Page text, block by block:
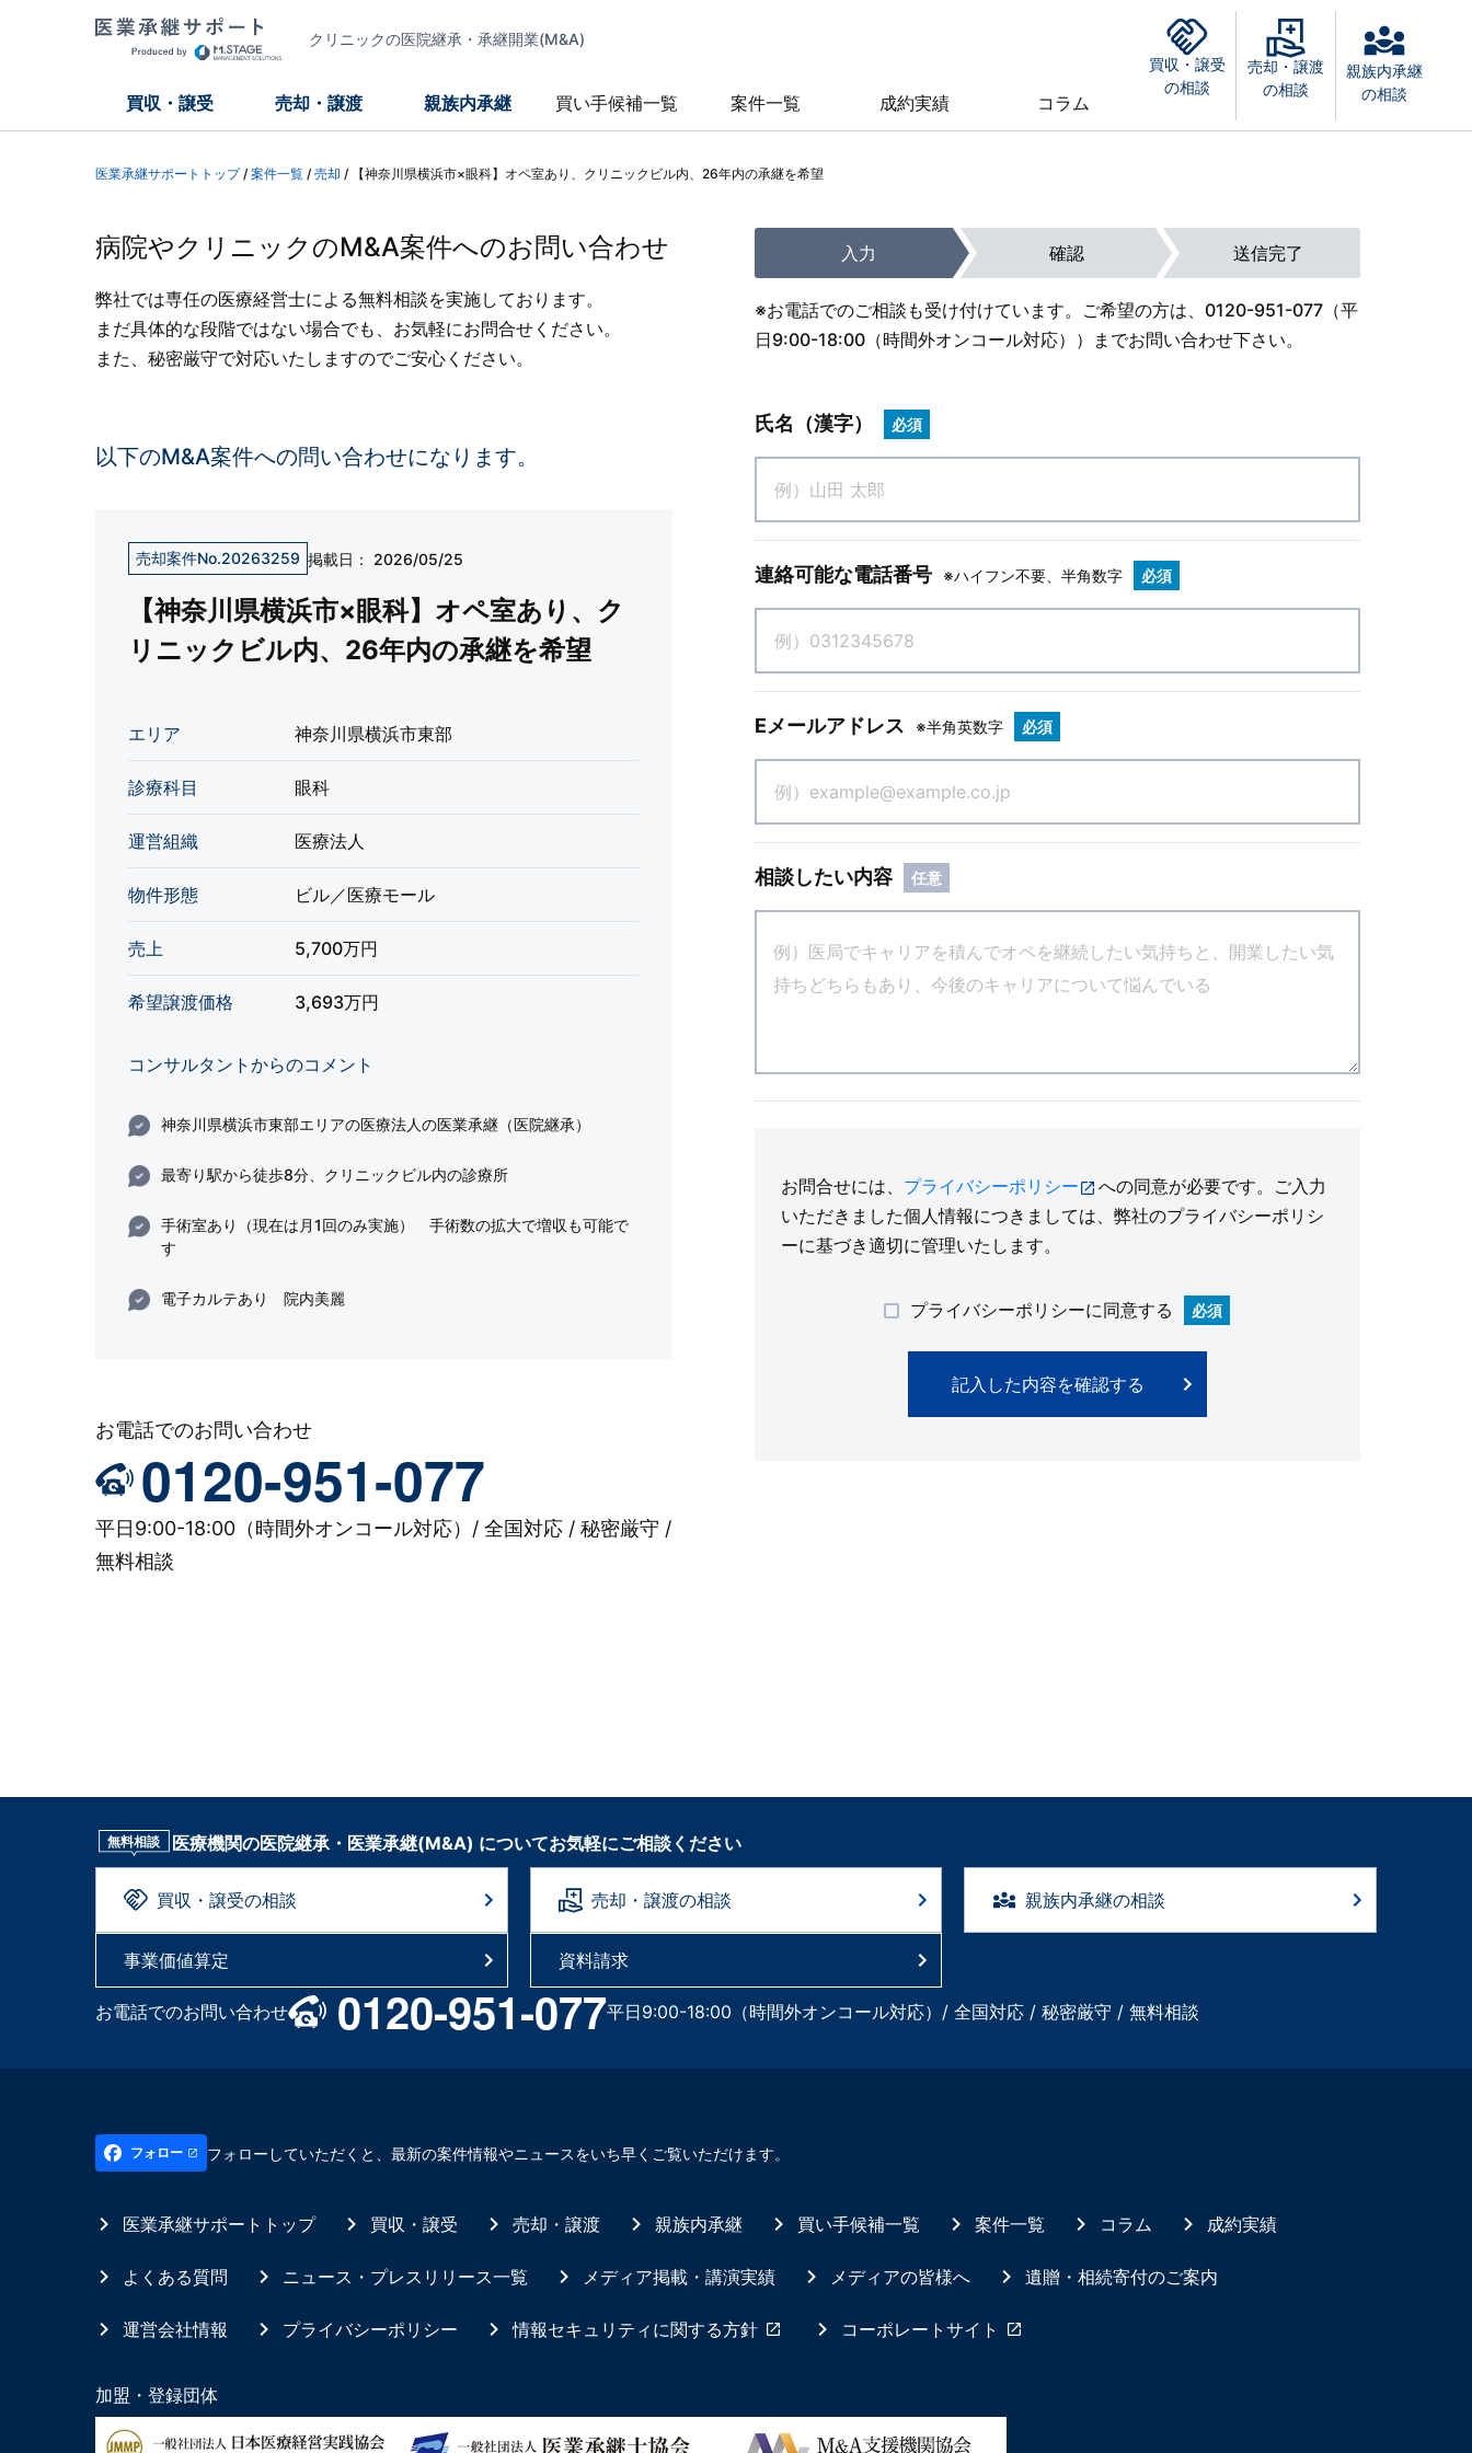
クリニックの医院継承・承継開業(M&A)
買収・譲受 売却・譲渡 親族内承継 買い手候補一覧 案件一覧 成約実績 コラム
買収・譲受
の相談
売却・譲渡
の相談
親族内承継
の相談
医業承継サポートトップ/ 案件一覧 / 売却 / 【神奈川県横浜市×眼科】オペ室あり、クリニックビル内、26年内の承継を希望
病院やクリニックのM&A案件へのお問い合わせ
弊社では専任の医療経営士による無料相談を実施しております。
まだ具体的な段階ではない場合でも、お気軽にお問合せください。
また、秘密厳守で対応いたしますのでご安心ください。
以下のM&A案件への問い合わせになります。
売却案件No.20263259 掲載日： 2026/05/25
【神奈川県横浜市×眼科】オペ室あり、ク
リニックビル内、26年内の承継を希望
エリア 神奈川県横浜市東部
診療科目 眼科
運営組織 医療法人
物件形態 ビル／医療モール
売上 5,700万円
希望譲渡価格 3,693万円
コンサルタントからのコメント
神奈川県横浜市東部エリアの医療法人の医業承継（医院継承）
最寄り駅から徒歩8分、クリニックビル内の診療所
手術室あり（現在は月1回のみ実施） 手術数の拡大で増収も可能で
す
電子カルテあり 院内美麗
お電話でのお問い合わせ
0120-951-077
平日9:00-18:00（時間外オンコール対応）/ 全国対応 / 秘密厳守 /
無料相談
入力 確認 送信完了
※お電話でのご相談も受け付けています。ご希望の方は、 0120-951-077（平
日9:00-18:00（時間外オンコール対応））までお問い合わせ下さい。
氏名（漢字） 必須
連絡可能な電話番号 ※ハイフン不要、半角数字 必須
Eメールアドレス ※半角英数字 必須
相談したい内容 任意
お問合せには、 プライバシーポリシー
への同意が必要です。ご入力
いただきました個人情報につきましては、弊社のプライバシーポリシ
ーに基づき適切に管理いたします。
プライバシーポリシーに同意する 必須
無料相談 医療機関の医院継承・医業承継(M&A) についてお気軽にご相談ください
買収・譲受の相談 売却・譲渡の相談 親族内承継の相談
事業価値算定 資料請求
お電話でのお問い合わせ 0120-951-077平日9:00-18:00（時間外オンコール対応）/ 全国対応 / 秘密厳守 / 無料相談
フォロー フォローしていただくと、最新の案件情報やニュースをいち早くご覧いただけます。
医業承継サポートトップ 買収・譲受 売却・譲渡 親族内承継 買い手候補一覧 案件一覧 コラム 成約実績
よくある質問 ニュース・プレスリリース一覧 メディア掲載・講演実績 メディアの皆様へ 遺贈・相続寄付のご案内
運営会社情報 プライバシーポリシー 情報セキュリティに関する方針 コーポレートサイト
加盟・登録団体